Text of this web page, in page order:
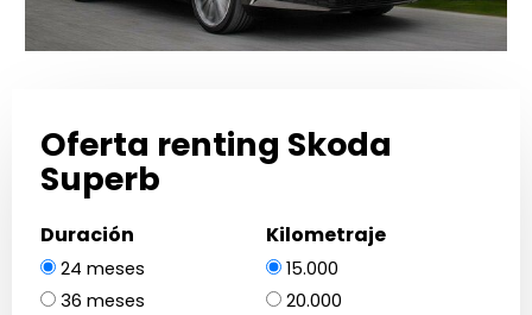
Oferta renting Skoda
Superb
Duración
24 meses
36 meses
Kilometraje
15.000
20.000